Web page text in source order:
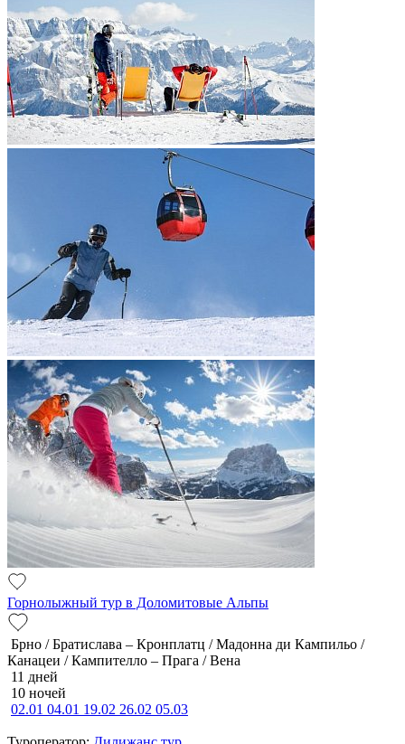
Горнолыжный тур в Доломитовые Альпы
Брно / Братислава – Кронплатц / Мадонна ди Кампильо /
Канацеи / Кампителло – Прага / Вена
11 дней
10 ночей
02.01 04.01 19.02 26.02 05.03